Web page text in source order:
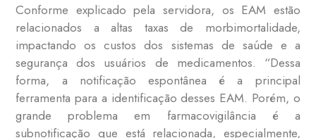
Conforme explicado pela servidora, os EAM estão
relacionados a altas taxas de morbimortalidade,
impactando os custos dos sistemas de saúde e a
segurança dos usuários de medicamentos. “Dessa
forma, a notificação espontânea é a principal
ferramenta para a identificação desses EAM. Porém, o
grande problema em farmacovigilância é a
subnotificação que está relacionada, especialmente,